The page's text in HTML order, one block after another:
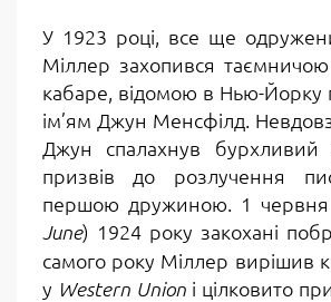
У 1923 році, все ще
Міллер захопився
кабаре, відомою в Нью-Йорку
ім’ям Джун Менсфілд.
Джун спалахнув
призвів до розлучення
першою дружиною. 1 червня
June) 1924 року закохані
самого року Міллер вирішив
у Western Unionі цілковито